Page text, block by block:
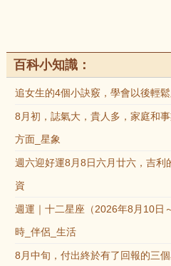
百科小知識：
追女生的4個小訣竅，學會以後輕
8月初，誌氣大，貴人多，家庭和
方面_星象
週六迎好運8月8日六月廿六，吉
資
週運｜十二星座（2026年8月10日
時_伴侶_生活
8月中旬，付出終於有了回報的三